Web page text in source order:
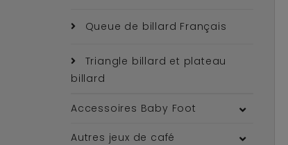
Queue de billard Français
Triangle billard et plateau
billard
Accessoires Baby Foot
Autres jeux de café